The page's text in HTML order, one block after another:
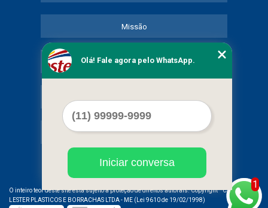
Missão
Serviços
Mapa do site
O inteiro teor deste site está sujeito à proteção de direitos autorais. Copyright COMERCIAL
LESTER PLASTICOS E BORRACHAS LTDA - ME (Lei 9610 de 19/02/1998)
1
Olá! Fale agora pelo WhatsApp.
Iniciar conversa